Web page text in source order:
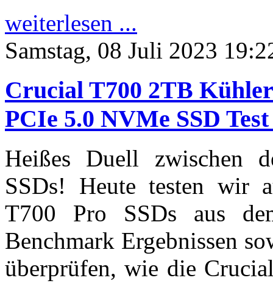
weiterlesen ...
Samstag, 08 Juli 2023
Crucial T700 2TB
PCIe 5.0 NVMe SSD
Heißes Duell zwischen
SSDs! Heute testen wir
T700 Pro SSDs aus
Benchmark Ergebnissen
überprüfen, wie die